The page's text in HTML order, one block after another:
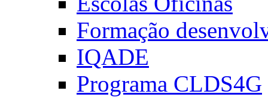
Formação
IQADE
Programa CLDS4G